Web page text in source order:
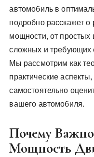
автомобиль в
подробно расскажет о
мощности, от простых
сложных и требующих
Мы рассмотрим как
практические
самостоятельно
вашего автомобиля.
Почему
Мощность